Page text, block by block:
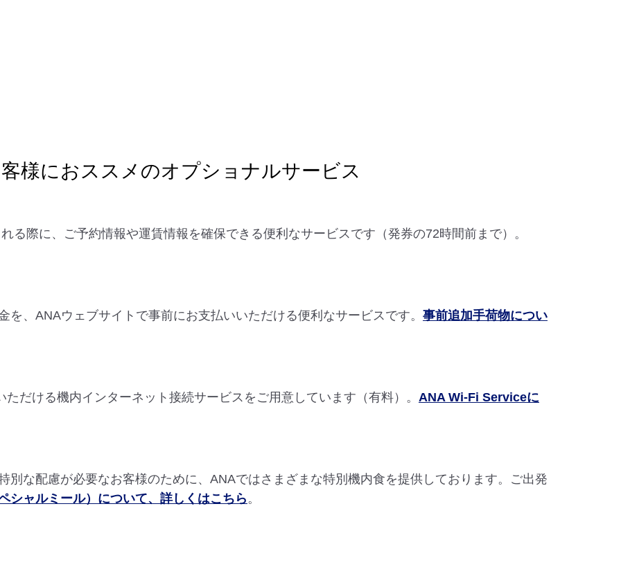
様におススメのオプショナルサービス
る際に、ご予約情報や運賃情報を確保できる便利なサービスです（発券の72時間前まで）。
、ANAウェブサイトで事前にお支払いいただける便利なサービスです。 事前追加手荷物につい
だける機内インターネット接続サービスをご用意しています（有料）。 ANA Wi-Fi Serviceに
別な配慮が必要なお客様のために、ANAではさまざまな特別機内食を提供しております。ご出発
シャルミール）について、詳しくはこちら。